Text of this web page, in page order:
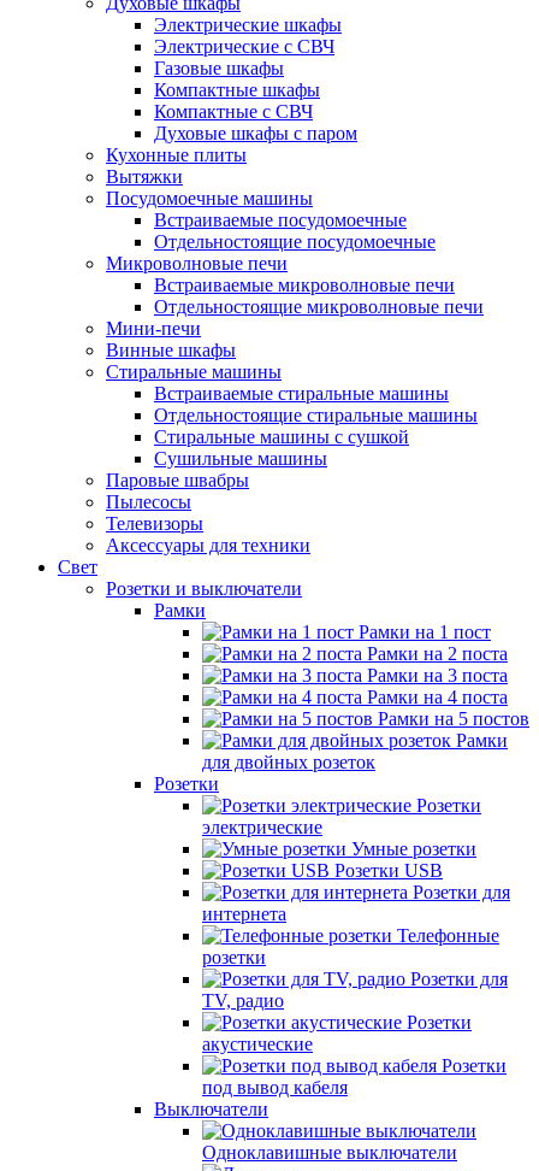
Электрические шкафы
Электрические с СВЧ
Газовые шкафы
Компактные шкафы
Компактные с СВЧ
Духовые шкафы с паром
Кухонные плиты
Вытяжки
Посудомоечные машины
Встраиваемые посудомоечные
Отдельностоящие посудомоечные
Микроволновые печи
Встраиваемые микроволновые печи
Отдельностоящие микроволновые печи
Мини-печи
Винные шкафы
Стиральные машины
Встраиваемые стиральные машины
Отдельностоящие стиральные машины
Стиральные машины с сушкой
Сушильные машины
Паровые швабры
Пылесосы
Телевизоры
Аксессуары для техники
Свет
Розетки и выключатели
Рамки
Рамки на 1 пост
Рамки на 2 поста
Рамки на 3 поста
Рамки на 4 поста
Рамки на 5 постов
Рамки
для двойных розеток
Розетки
Розетки
электрические
Умные розетки
Розетки USB
Розетки для
интернета
Телефонные
розетки
Розетки для
TV, радио
Розетки
акустические
Розетки
под вывод кабеля
Выключатели
Одноклавишные выключатели